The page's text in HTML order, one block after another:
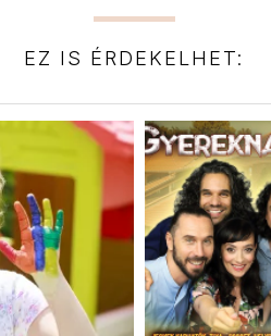
EZ IS ÉRDEKELHET: